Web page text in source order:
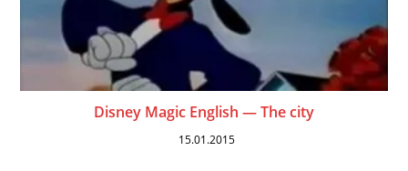
Disney Magic English — The city
15.01.2015